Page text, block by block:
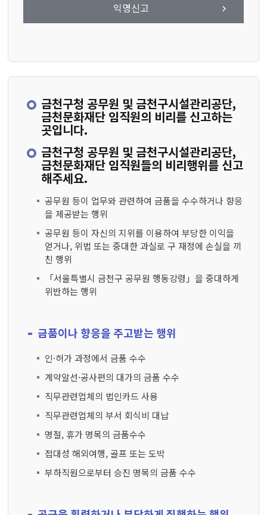
익명신고
금천구청 공무원 및 금천구시설관리공단,
금천문화재단 임직원의 비리를 신고하는
곳입니다.
금천구청 공무원 및 금천구시설관리공단,
금천문화재단 임직원들의 비리행위를 신고
해주세요.
공무원 등이 업무와 관련하여 금품을 수수하거나 향응
을 제공받는 행위
공무원 등이 자신의 지위를 이용하여 부당한 이익을
얻거나, 위법 또는 중대한 과실로 구 재정에 손실을 끼
친 행위
「서울특별시 금천구 공무원 행동강령」을 중대하게
위반하는 행위
금품이나 향응을 주고받는 행위
인·허가 과정에서 금품 수수
계약알선·공사편의 대가의 금품 수수
직무관련업체의 법인카드 사용
직무관련업체의 부서 회식비 대납
명절, 휴가 명목의 금품수수
접대성 해외여행, 골프 또는 도박
부하직원으로부터 승진 명목의 금품 수수